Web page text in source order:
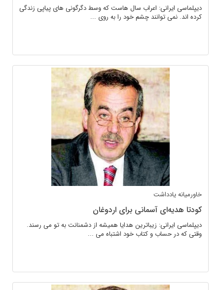
دیپلماسی ایرانی: اعراب سال هاست که وسط دگرگونی های پیاپی زندگی
کرده اند. نمی توانند چشم خود را به روی ...
خاورمیانهیادداشت
کودتا هدیه‌ای آسمانی برای اردوغان
دیپلماسی ایرانی: زیباترین هدایا همیشه از دشمنانت به تو می رسند.
وقتی که در حساب و کتاب خود اشتباه می ...